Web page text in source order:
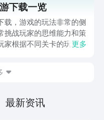
下载这款游戏，其实方
以下的链接即可先来看一
趣吧。
下载一览
载，游戏的玩法非常的侧
挑战玩家的思维能力和策
家根据不同关卡的玩法设
己独特的技能，及运用的
现在，就和小编一起来
更多
最新资讯